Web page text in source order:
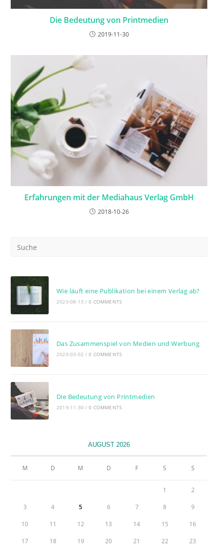
Die Bedeutung von Printmedien
2019-11-30
Erfahrungen mit der Mediahaus Verlag GmbH
2018-10-26
Wie läuft eine Publikation bei einem Verlag ab?
2020-08-13 / 0 COMMENTS
Das Zusammenspiel von Medien und Werbung
2020-03-02 / 0 COMMENTS
Die Bedeutung von Printmedien
2019-11-30 / 0 COMMENTS
AUGUST 2026
M D M D F S S
1 2
3 4 5 6 7 8 9
10 11 12 13 14 15 16
17 18 19 20 21 22 23